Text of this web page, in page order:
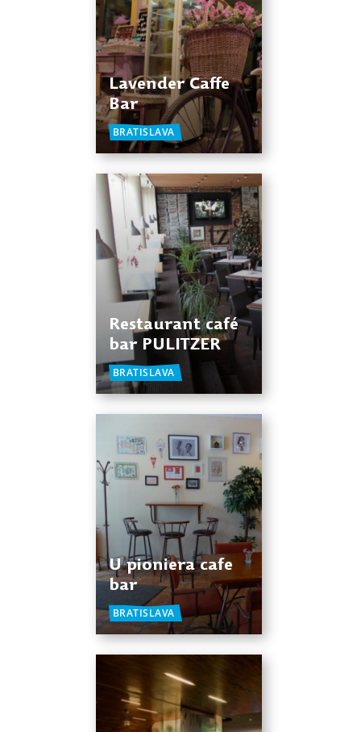
Lavender Caffe
Bar
BRATISLAVA
Restaurant café
bar PULITZER
BRATISLAVA
U pioniera cafe
bar
BRATISLAVA